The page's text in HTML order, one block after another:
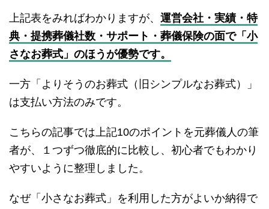
上記表をみればわかりますが、 運営会社・実績・特
典・提携葬儀社数・サポート・葬儀保険の面で「小
さなお葬式」のほうが優勢です。
一方「よりそうのお葬式（旧シンプルなお葬式）」
は支払い方法のみです。
こちらの記事では上記10のポイントを元葬儀人の筆
者が、１つずつ徹底的に比較し、初心者でもわかり
やすいように整理しました。
なぜ「小さなお葬式」を利用した方がよいか納得で